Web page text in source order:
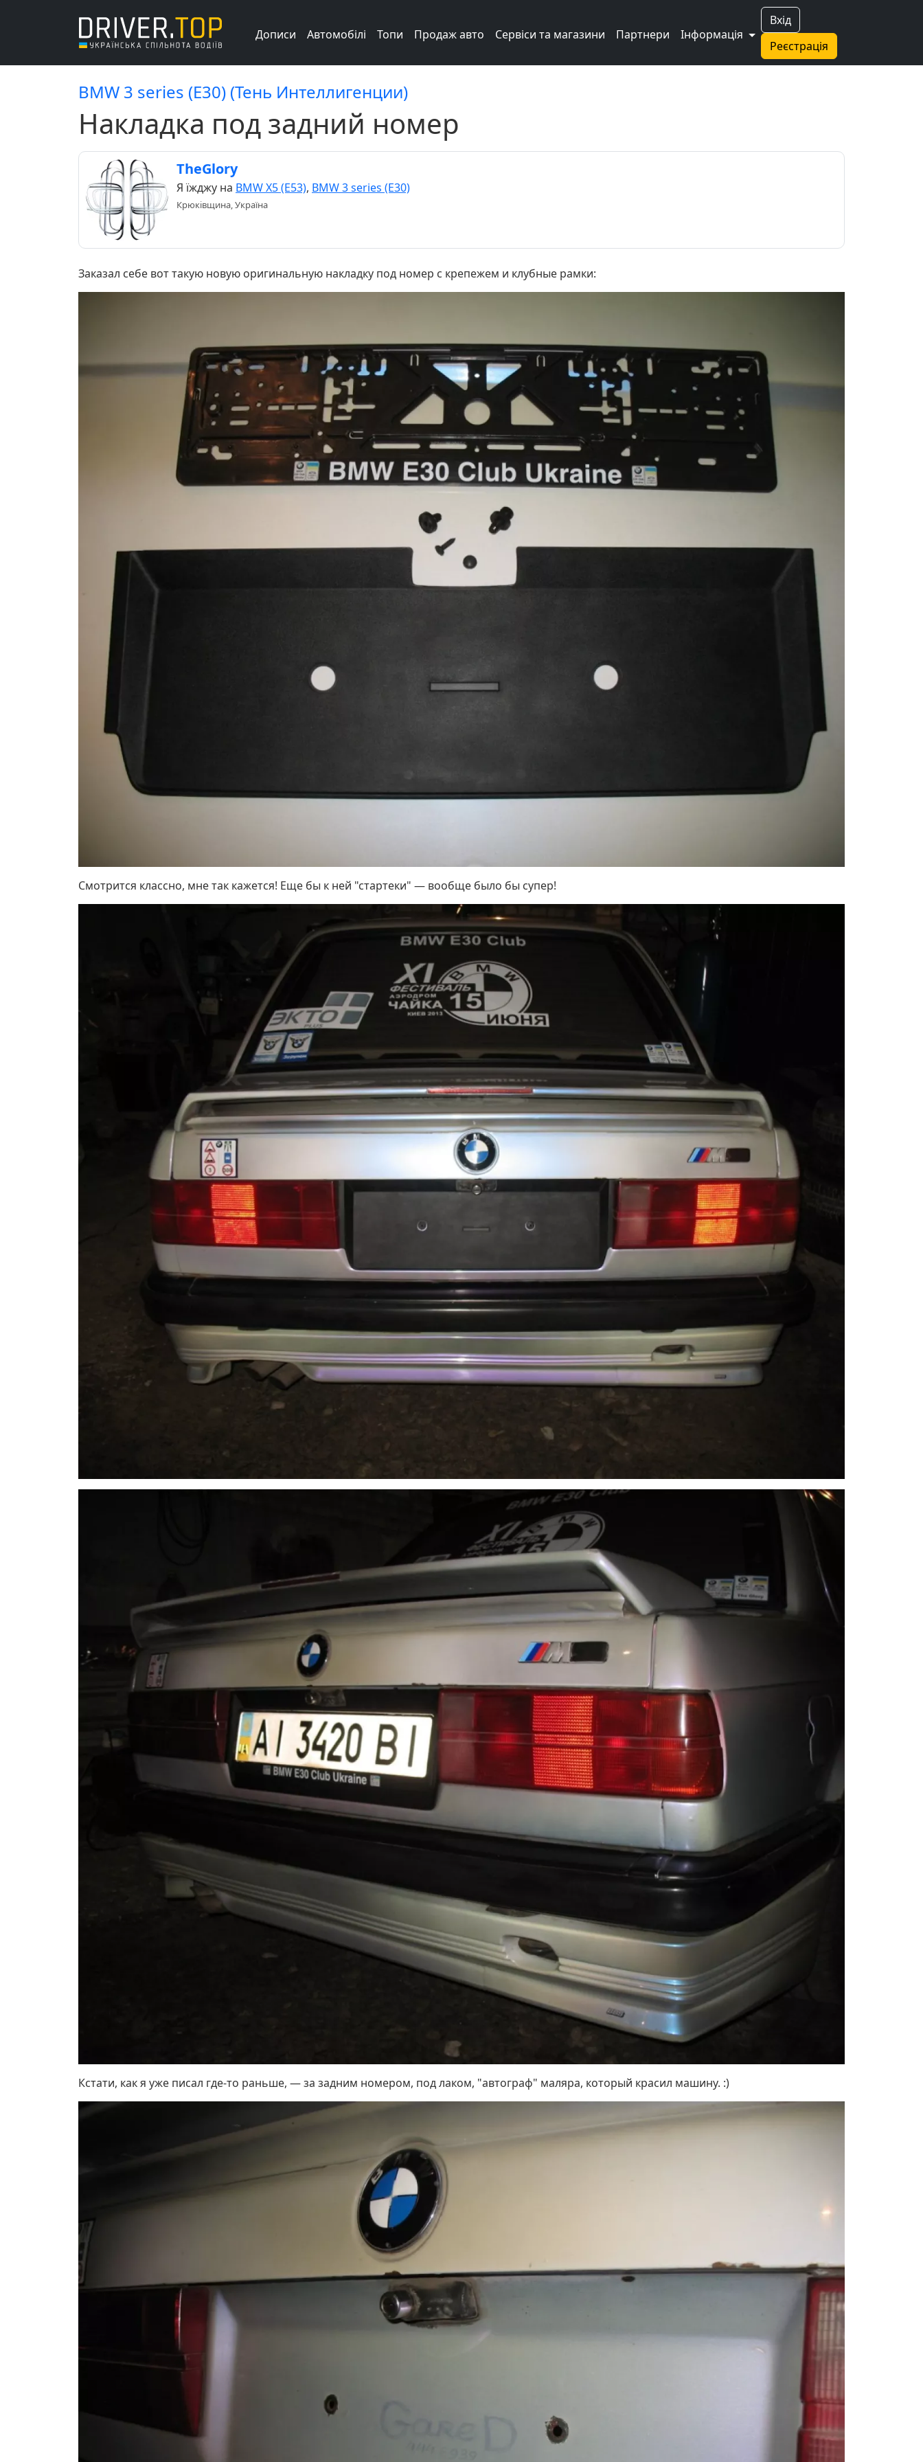
Вхід
Реєстрація
Дописи Автомобілі Топи Продаж авто Сервіси та магазини Партнери Інформація
BMW 3 series (E30) (Тень Интеллигенции)
Накладка под задний номер
TheGlory
Я їжджу на BMW X5 (E53), BMW 3 series (E30)
Крюківщина, Україна
Заказал себе вот такую новую оригинальную накладку под номер с крепежем и клубные рамки:
Смотрится классно, мне так кажется! Еще бы к ней "стартеки" — вообще было бы супер!
Кстати, как я уже писал где-то раньше, — за задним номером, под лаком, "автограф" маляра, который красил машину. :)